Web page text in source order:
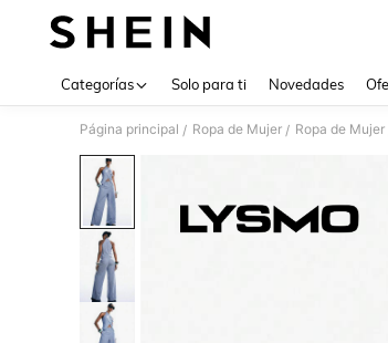
Categorías Solo para ti Novedades
Página principal / Ropa de Mujer / Ropa de Mujer